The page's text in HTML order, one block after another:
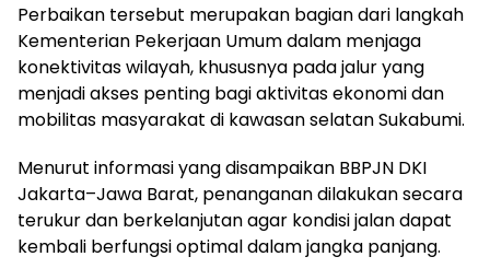
Perbaikan tersebut merupakan bagian dari langkah
Kementerian Pekerjaan Umum dalam menjaga
konektivitas wilayah, khususnya pada jalur yang
menjadi akses penting bagi aktivitas ekonomi dan
mobilitas masyarakat di kawasan selatan Sukabumi.
Menurut informasi yang disampaikan BBPJN DKI
Jakarta–Jawa Barat, penanganan dilakukan secara
terukur dan berkelanjutan agar kondisi jalan dapat
kembali berfungsi optimal dalam jangka panjang.